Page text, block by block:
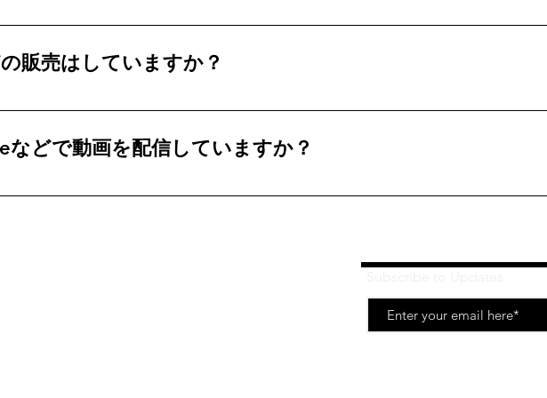
んです！！ こちらからご連絡下さいませ。
販売はしていますか？
せん・・・まだ録音はしていません。 いずれできたらと思っています、楽しみに
などで動画を配信していますか？
覧いただけます。